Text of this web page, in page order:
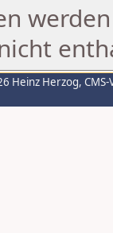
Heinz Herzog,